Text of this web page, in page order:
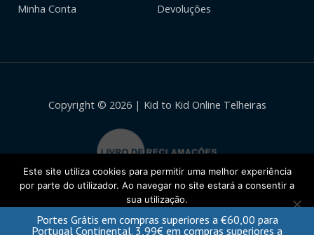
Minha Conta
Devoluções
Copyright © 2026 | Kid to Kid Online Telheiras
Portes Grátis em compras superiores a €60,00 para
Portugal Continental. 3,99€ em compras superiores a
Este site utiliza cookies para permitir uma melhor experiência
por parte do utilizador. Ao navegar no site estará a consentir a
sua utilização.
Ok